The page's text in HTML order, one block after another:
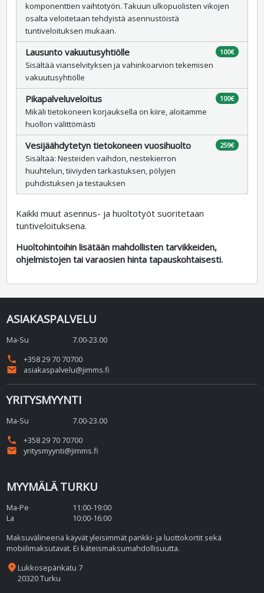
komponenttien vaihtotyön. Takuun ulkopuolisten vikojen
osalta veloitetaan tehdyistä asennustöistä
tuntiveloituksen mukaan.
Lausunto vakuutusyhtiölle
Sisältää vianselvityksen ja vahinkoarvion tekemisen
vakuutusyhtiölle
100€
Pikapalveluveloitus
Mikäli tietokoneen korjauksella on kiire, aloitamme
huollon välittömästi
100€
Vesijäähdytetyn tietokoneen vuosihuolto
Sisältää: Nesteiden vaihdon, nestekierron
huuhtelun, tiiviyden tarkastuksen, pölyjen
puhdistuksen ja testauksen
259€
Kaikki muut asennus- ja huoltotyöt suoritetaan
tuntiveloituksena.
Huoltohintoihin lisätään mahdollisten tarvikkeiden,
ohjelmistojen tai varaosien hinta tapauskohtaisesti.
ASIAKASPALVELU
Ma-Su
7.00-23.00
phone
+358 29 70 70700
email
asiakaspalvelu@jimms.fi
YRITYSMYYNTI
Ma-Su
7.00-23.00
phone
+358 29 70 70700
email
yritysmyynti@jimms.fi
MYYMÄLÄ TURKU
Ma-Pe
11:00-19:00
La
10:00-16:00
Maksuvälineenä käyvät yleisimmät pankki- ja luottokortit sekä
mobiilimaksutavat. Ei käteismaksumahdollisuutta.
place Lukkosepänkatu 7
20320 Turku